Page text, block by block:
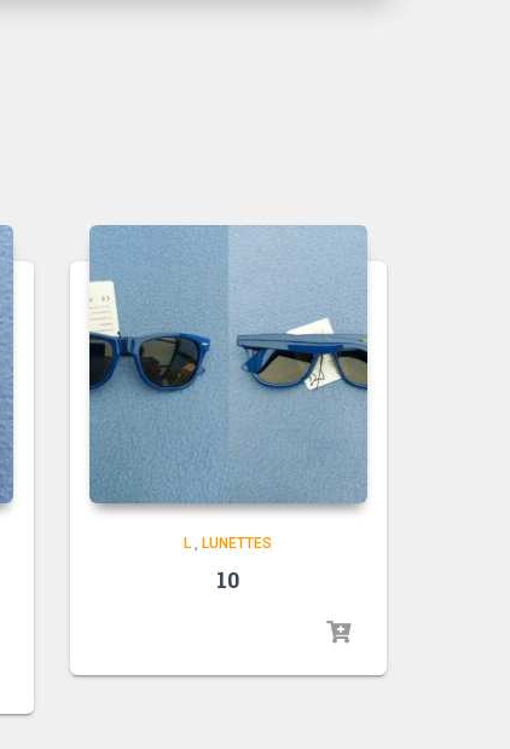
L , LUNETTES
10